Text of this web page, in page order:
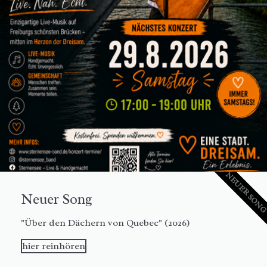
Neuer Song
"Über den Dächern von Quebec" (2026)
hier reinhören
NEUER